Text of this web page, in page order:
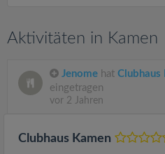
Aktivitäten in Kamen
Jenome hat Clubhaus
eingetragen
vor 2 Jahren
Clubhaus Kamen